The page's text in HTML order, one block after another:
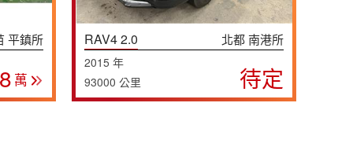
平鎮所
萬
RAV4 2.0 北都 南港所
2015 年
93000 公里
待定